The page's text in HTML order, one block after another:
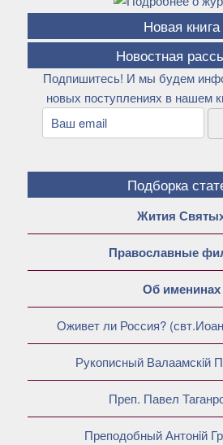
Новая книга
Новостная
Подпишитесь! И мы будем
новых поступлениях в нашем
Подборка
Жития
Православные
Об именинах
Оживет ли Россия?
Рукописный Валаамскiй
Преп. Павел
Преподобный Антонiй